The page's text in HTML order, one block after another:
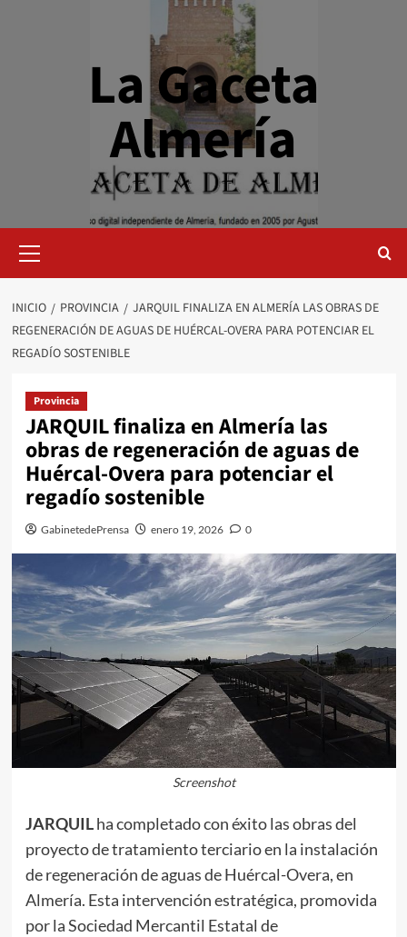
La Gaceta
Almería
primario
INICIO PROVINCIA
JARQUIL FINALIZA EN ALMERÍA LAS OBRAS DE
REGENERACIÓN DE AGUAS DE HUÉRCAL-OVERA PARA POTENCIAR EL
REGADÍO SOSTENIBLE
Provincia
JARQUIL finaliza en Almería las
obras de regeneración de aguas de
Huércal-Overa para potenciar el
regadío sostenible
GabinetedePrensa enero 19, 2026 0
Screenshot
JARQUILha completado con éxito las obras del
proyecto de tratamiento terciario en la instalación
de regeneración de aguas de Huércal-Overa, en
Almería. Esta intervención estratégica, promovida
por la Sociedad Mercantil Estatal de